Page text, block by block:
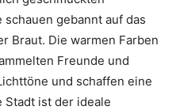
gebannt auf das
Braut. Die warmen Farben
Freunde und
und schaffen eine
Stadt ist der ideale